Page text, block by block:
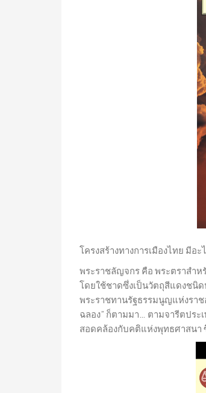
โครงสร้างทางการเมืองไทย มีอะ
พระราชลัญจกร คือ พระตราสำห
โดยใช้ชาดซึ่งเป็นวัตถุสีแดงชนิ
พระราชทานรัฐธรรมนูญแห่งรา
ฉลอง” ก็ตามมา… ตามจารีตปร
สอดคล้องกับคติแห่งพุทธศาสนา